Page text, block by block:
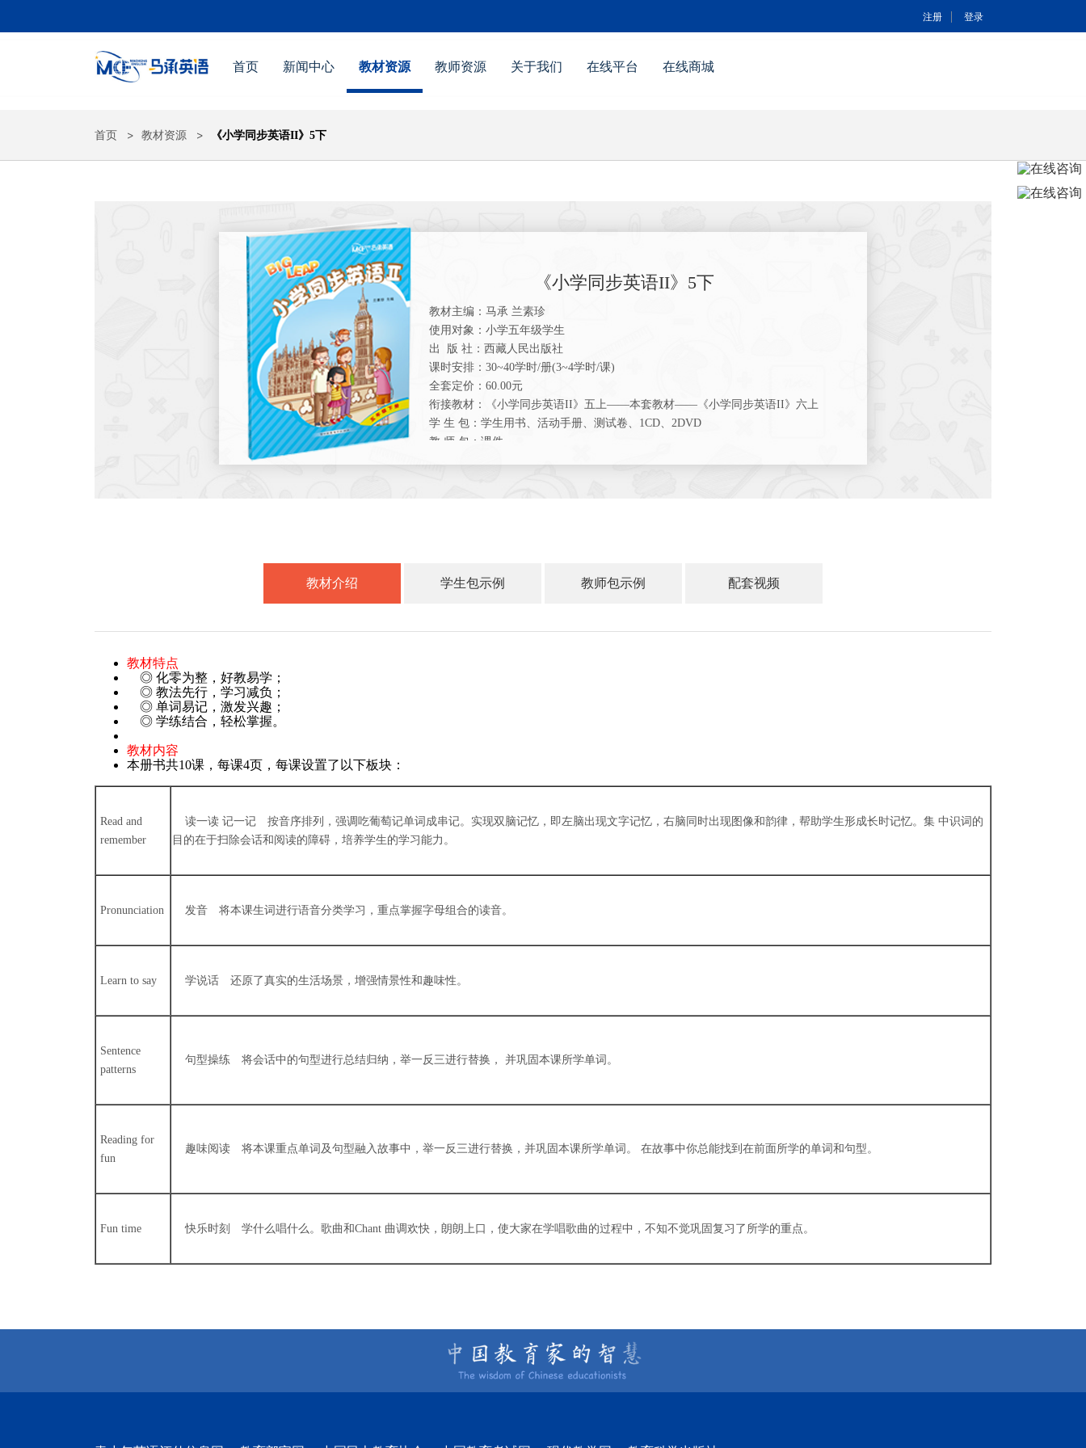
注册 | 登录
首页 新闻中心 教材资源 教师资源 关于我们 在线平台 在线商城
首页 教材资源 《小学同步英语II》5下
《小学同步英语II》5下
教材主编：马承 兰素珍
使用对象：小学五年级学生
出 版 社：西藏人民出版社
课时安排：30~40学时/册(3~4学时/课)
全套定价：60.00元
衔接教材：《小学同步英语II》五上——本套教材——《小学同步英语II》六上
学 生 包：学生用书、活动手册、测试卷、1CD、2DVD
教 师 包：课件
教材介绍 学生包示例 教师包示例 配套视频
教材特点
◎ 化零为整，好教易学；
◎ 教法先行，学习减负；
◎ 单词易记，激发兴趣；
◎ 学练结合，轻松掌握。
教材内容
本册书共10课，每课4页，每课设置了以下板块：
Read and
remember
读一读 记一记 按音序排列，强调吃葡萄记单词成串记。实现双脑记忆，即左脑出现文字记忆，右脑同时出现图像和韵律，帮助学生形成长时记忆。集 中识词的
目的在于扫除会话和阅读的障碍，培养学生的学习能力。
Pronunciation 发音 将本课生词进行语音分类学习，重点掌握字母组合的读音。
Learn to say 学说话 还原了真实的生活场景，增强情景性和趣味性。
Sentence
patterns
句型操练 将会话中的句型进行总结归纳，举一反三进行替换， 并巩固本课所学单词。
Reading for
fun
趣味阅读 将本课重点单词及句型融入故事中，举一反三进行替换，并巩固本课所学单词。 在故事中你总能找到在前面所学的单词和句型。
Fun time 快乐时刻 学什么唱什么。歌曲和Chant 曲调欢快，朗朗上口，使大家在学唱歌曲的过程中，不知不觉巩固复习了所学的重点。